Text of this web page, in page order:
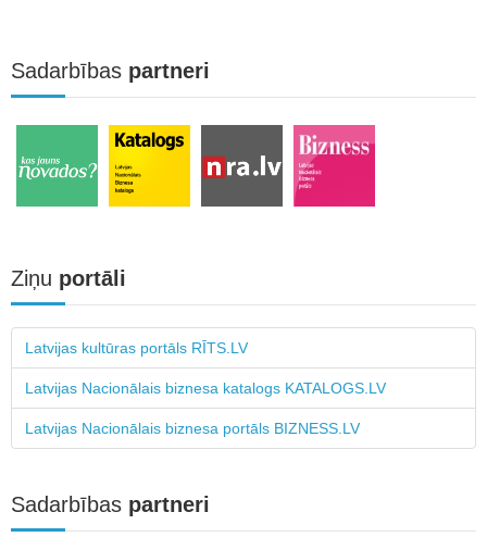
Sadarbības partneri
Ziņu portāli
Latvijas kultūras portāls RĪTS.LV
Latvijas Nacionālais biznesa katalogs KATALOGS.LV
Latvijas Nacionālais biznesa portāls BIZNESS.LV
Sadarbības partneri